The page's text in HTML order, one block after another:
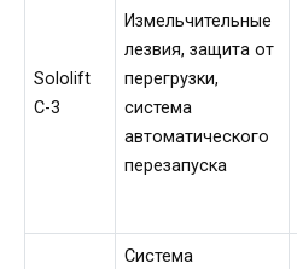
Sololift
C-3
Измельчительные
лезвия, защита от
перегрузки,
система
автоматического
перезапуска
Система